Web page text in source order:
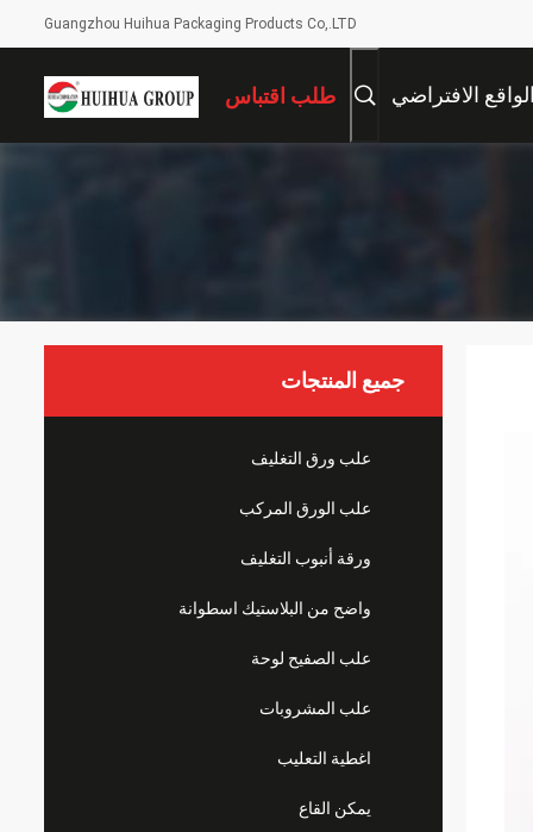
Guangzhou Huihua Packaging Products Co,.LTD
الافتراضي طلب اقتباس
جميع المنتجات
علب ورق التغليف
علب الورق المركب
ورقة أنبوب التغليف
واضح من البلاستيك اسطوانة
علب الصفيح لوحة
علب المشروبات
اغطية التعليب
يمكن القاع